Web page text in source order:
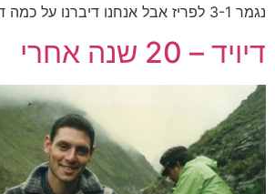
נגמר 3-1 לפריז אבל אנחנו דיברנו על כמה דקות […]
דיויד – 20 שנה אחרי